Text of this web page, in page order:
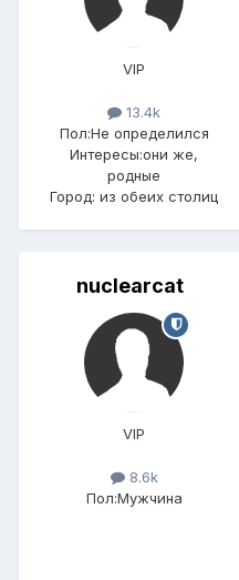
VIP
13.4k
Пол:Не определился
Интересы:они же,
родные
Город: из обеих столиц
nuclearcat
VIP
8.6k
Пол:Мужчина